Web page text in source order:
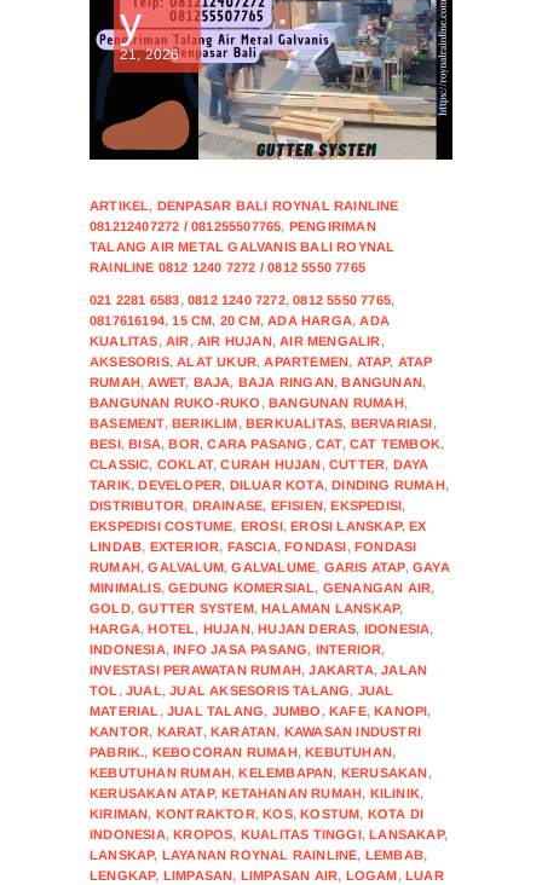
y
21, 2026
ARTIKEL, DENPASAR BALI ROYNAL RAINLINE
081212407272 / 081255507765, PENGIRIMAN
TALANG AIR METAL GALVANIS BALI ROYNAL
RAINLINE 0812 1240 7272 / 0812 5550 7765
021 2281 6583,0812 1240 7272,0812 5550 7765,
0817616194,15 CM, 20 CM,ADA HARGA,ADA
KUALITAS,AIR,AIR HUJAN,AIR MENGALIR,
AKSESORIS,ALAT UKUR,APARTEMEN, ATAP, ATAP
RUMAH,AWET, BAJA, BAJA RINGAN,BANGUNAN,
BANGUNAN RUKO-RUKO ,BANGUNAN RUMAH,
BASEMENT,BERIKLIM,BERKUALITAS, BERVARIASI,
BESI,BISA,BOR,CARA PASANG ,CAT,CAT TEMBOK,
CLASSIC, COKLAT,CURAH HUJAN,CUTTER, DAYA
TARIK,DEVELOPER, DILUAR KOTA,DINDING RUMAH,
DISTRIBUTOR, DRAINASE, EFISIEN,EKSPEDISI,
EKSPEDISI COSTUME, EROSI,EROSI LANSKAP,EX
LINDAB, EXTERIOR, FASCIA,FONDASI,FONDASI
RUMAH,GALVALUM,GALVALUME, GARIS ATAP,GAYA
MINIMALIS,GEDUNG KOMERSIAL, GENANGAN AIR,
GOLD,GUTTER SYSTEM,HALAMAN LANSKAP,
HARGA,HOTEL, HUJAN,HUJAN DERAS, IDONESIA,
INDONESIA,INFO JASA PASANG, INTERIOR,
INVESTASI PERAWATAN RUMAH,JAKARTA,JALAN
TOL ,JUAL,JUAL AKSESORIS TALANG, JUAL
MATERIAL ,JUAL TALANG, JUMBO ,KAFE,KANOPI,
KANTOR, KARAT,KARATAN, KAWASAN INDUSTRI
PABRIK., KEBOCORAN RUMAH,KEBUTUHAN,
KEBUTUHAN RUMAH,KELEMBAPAN, KERUSAKAN,
KERUSAKAN ATAP,KETAHANAN RUMAH, KILINIK,
KIRIMAN, KONTRAKTOR,KOS,KOSTUM, KOTA DI
INDONESIA,KROPOS, KUALITAS TINGGI,LANSAKAP,
LANSKAP, LAYANAN ROYNAL RAINLINE, LEMBAB,
LENGKAP, LIMPASAN, LIMPASAN AIR, LOGAM,LUAR